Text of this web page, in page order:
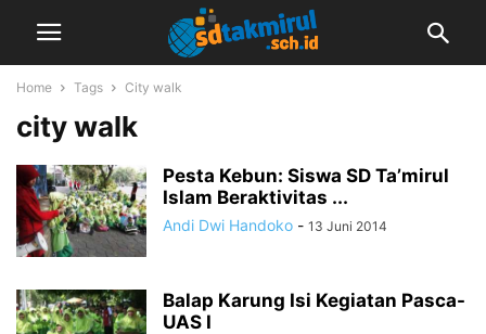
Home Tags City walk
city walk
Pesta Kebun: Siswa SD Ta’mirul
Islam Beraktivitas ...
Andi Dwi Handoko - 13 Juni 2014
Balap Karung Isi Kegiatan Pasca-
UAS I